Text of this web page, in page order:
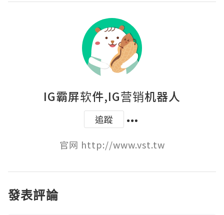
IG霸屏软件,IG营销机器人
追蹤
官网 http://www.vst.tw
發表評論